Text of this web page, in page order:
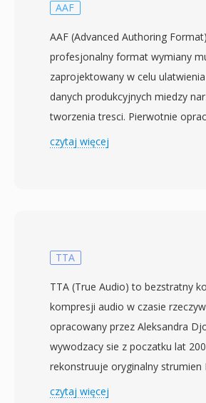
AAF
AAF (Advanced Authoring
profesjonalny format wymiany
zaprojektowany w celu
danych produkcyjnych miedzy
tworzenia tresci. Pierwotnie
konsorcjum obejmujace
tylko istotne dane audio i wideo,
przejscia i struktury osi czasu. To
szczegolnie cennym w
postprodukcyjnych, gdzie
sie miedzy roznymi systemami
musza zachowywac zlozone
kompozycji, ktore prostsze
czytaj więcej
TTA
TTA (True Audio) to bezstratny
kompresji audio w czasie
opracowany przez Aleksandra
wywodzacy sie z poczatku lat
rekonstruuje oryginalny strumien
bicie przy dekodowaniu,
czytaj więcej